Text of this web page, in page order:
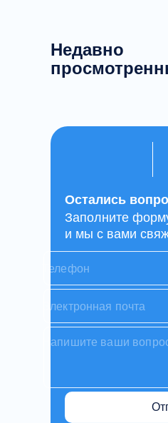
Недавно
Остались
Заполните
и мы с вами